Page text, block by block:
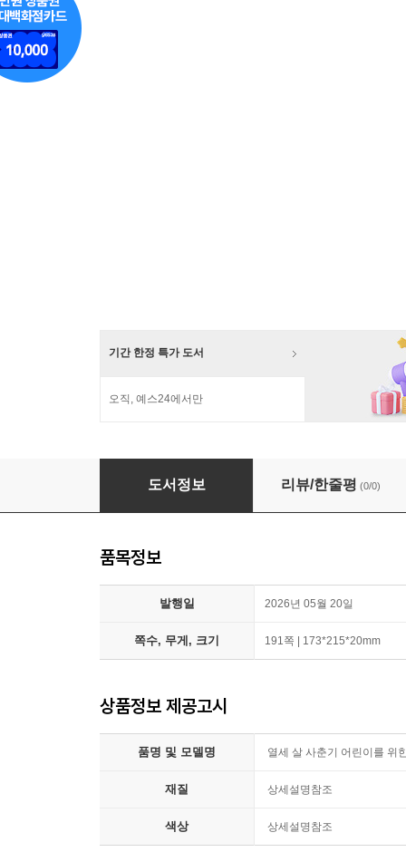
기간 한정 특가 도서
오직, 예스24에서만
열세 살 사춘기 어린이를 위한 심리 포토에세
도서정보 리뷰/한줄평 (0/0)
품목정보
발행일 2026년 05월 20일
쪽수, 무게, 크기 191쪽 | 173*215*20mm
상품정보 제공고시
품명 및 모델명 열세 살 사춘기 어린이를 위
재질 상세설명참조
색상 상세설명참조